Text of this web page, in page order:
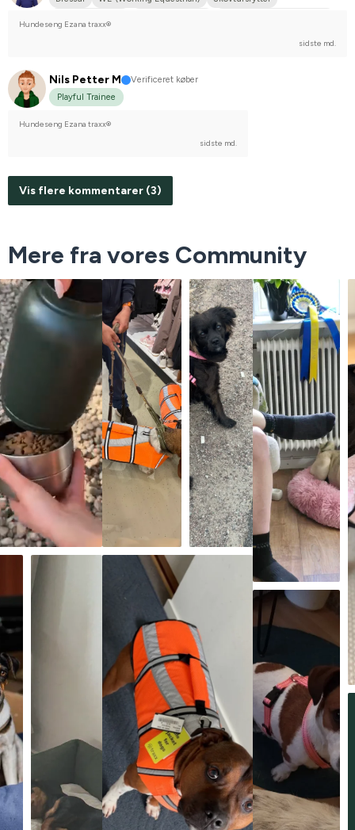
Hundeseng Ezana traxx®
sidste md.
Nils Petter M
Verificeret køber
Playful Trainee
Hundeseng Ezana traxx®
sidste md.
Vis flere kommentarer (3)
Mere fra vores Community